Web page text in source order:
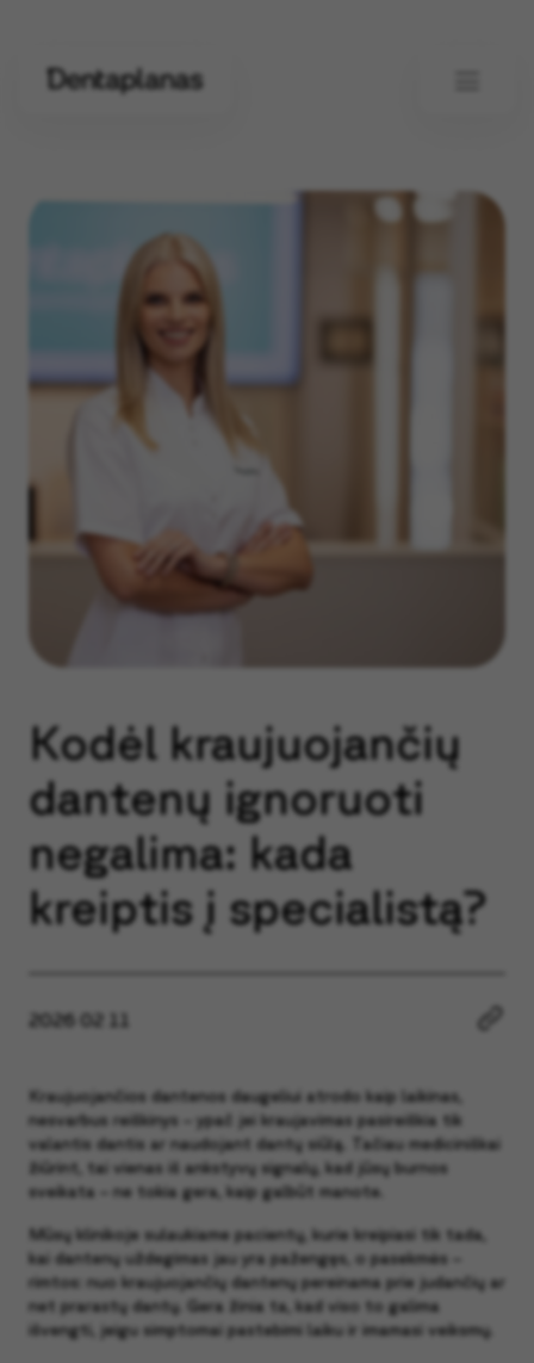
Kodėl kraujuojančių
dantenų ignoruoti
negalima: kada
kreiptis į specialistą?
2026 02 11
Kraujuojančios dantenos daugeliui atrodo kaip laikinas,
nesvarbus reiškinys – ypač jei kraujavimas pasireiškia tik
valantis dantis ar naudojant dantų siūlą. Tačiau mediciniškai
žiūrint, tai vienas iš ankstyvų signalų, kad jūsų burnos
sveikata – ne tokia gera, kaip galbūt manote.
Mūsų klinikoje sulaukiame pacientų, kurie kreipiasi tik tada,
kai dantenų uždegimas jau yra pažengęs, o pasekmės –
rimtos: nuo kraujuojančių dantenų pereinama prie judančių ar
net prarastų dantų. Gera žinia ta, kad viso to galima
išvengti, jeigu simptomai pastebimi laiku ir imamasi veiksmų.